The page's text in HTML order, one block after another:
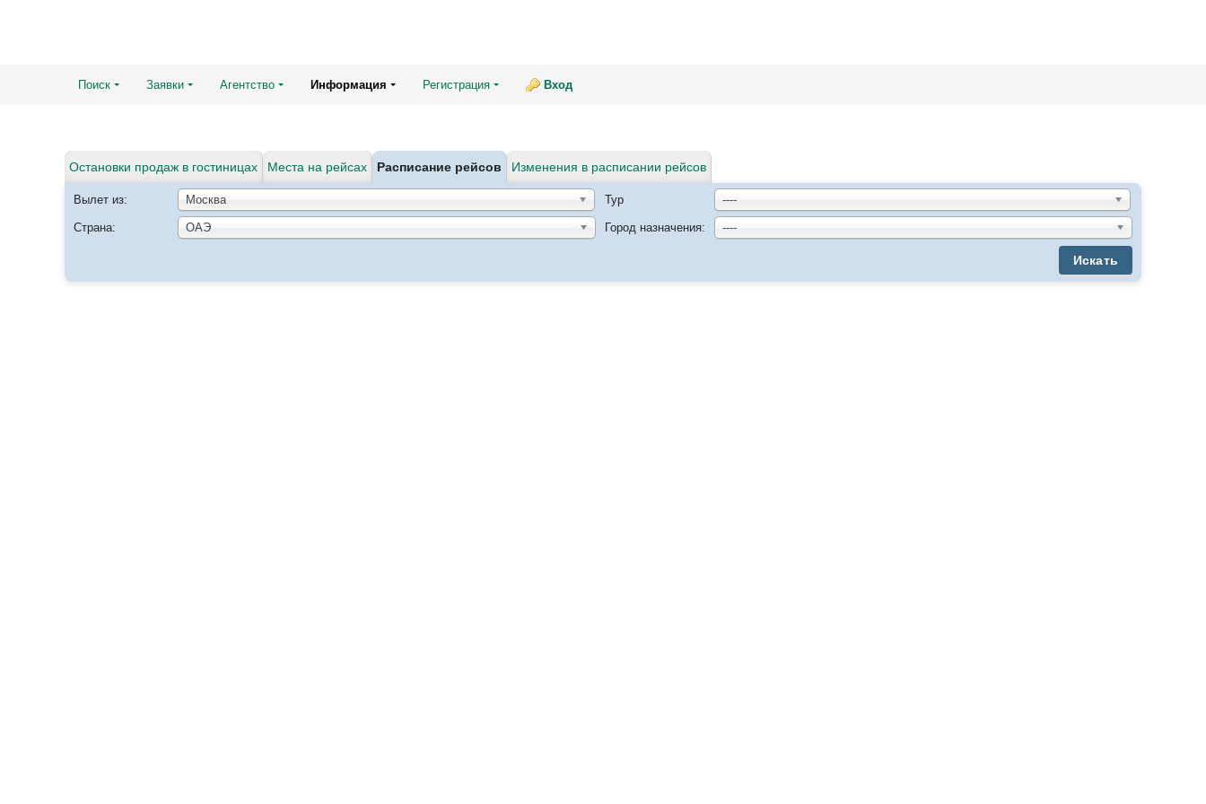
Поиск Заявки Агентство Информация Регистрация Вход
Остановки продаж в гостиницах Места на рейсах Расписание рейсов Изменения в расписании рейсов
Вылет из: Москва Тур ----
Страна: ОАЭ Город назначения: ----
Искать